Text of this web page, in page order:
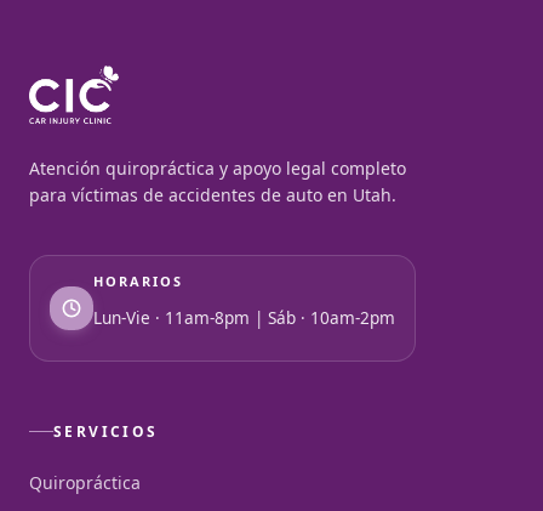
Atención quiropráctica y apoyo legal completo
para víctimas de accidentes de auto en Utah.
HORARIOS
Lun-Vie · 11am-8pm | Sáb · 10am-2pm
SERVICIOS
Quiropráctica